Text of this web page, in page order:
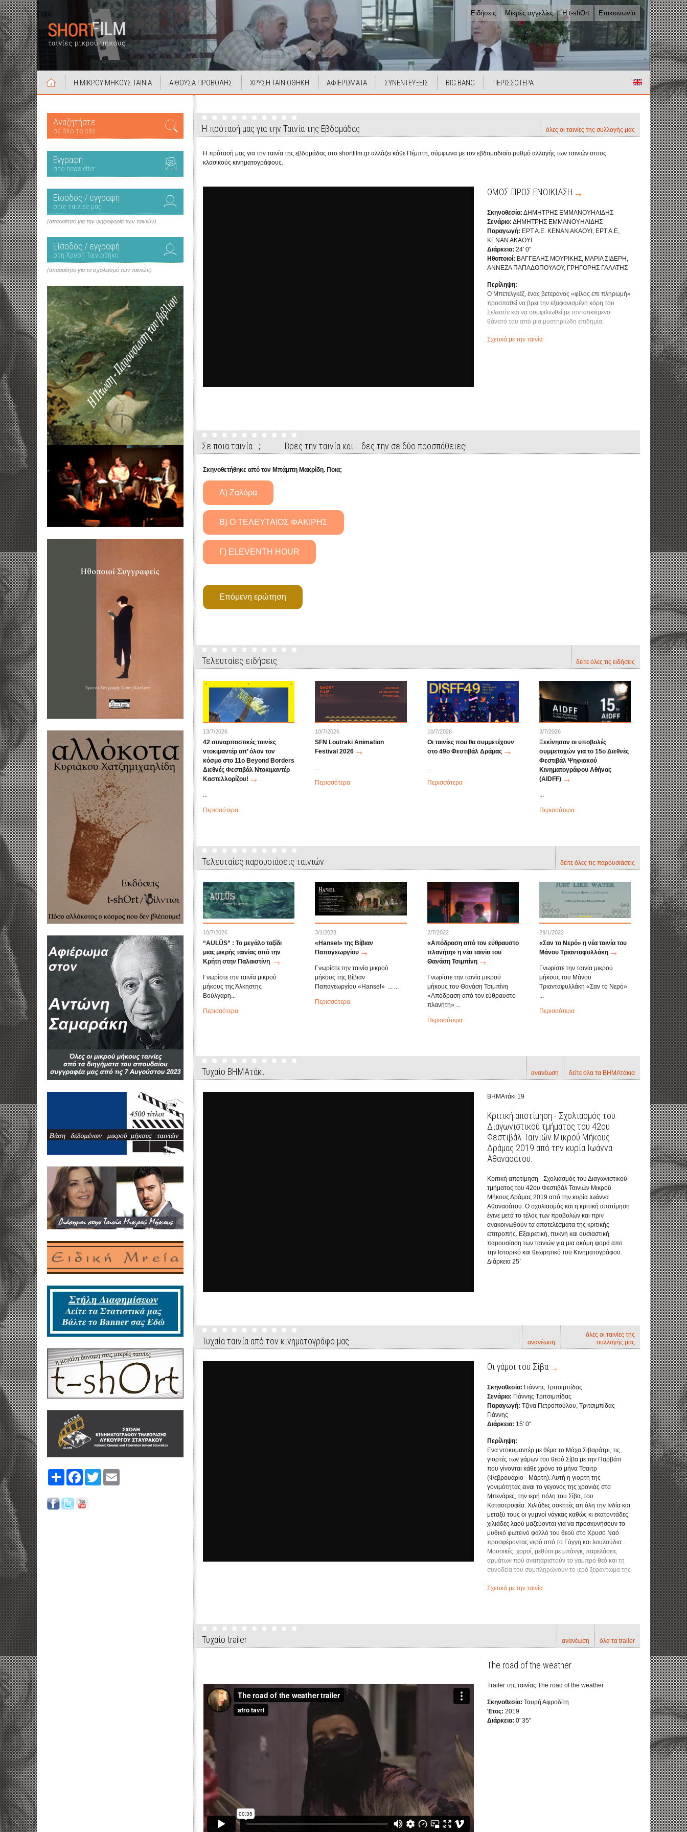
Ειδήσεις Μικρές αγγελίες Η t-shOrt Επικοινωνία
Η ΜΙΚΡΟΥ ΜΗΚΟΥΣ ΤΑΙΝΙΑ ΑΙΘΟΥΣΑ ΠΡΟΒΟΛΗΣ ΧΡΥΣΗ ΤΑΙΝΙΟΘΗΚΗ ΑΦΙΕΡΩΜΑΤΑ ΣΥΝΕΝΤΕΥΞΕΙΣ BIG BANG ΠΕΡΙΣΣΟΤΕΡΑ
Αναζητήστε
σε όλο το site
Εγγραφή
στο newsletter
Είσοδος / εγγραφή
στις ταινίες μας
(απαραίτητο για την ψηφοφορία των ταινιών)
Είσοδος / εγγραφή
στη Χρυσή Ταινιοθήκη
(απαραίτητο για το σχολιασμό των ταινιών)
Share FacebookTwitter
όλες οι ταινίες της συλλογής μας
Η πρότασή μας για την Ταινία της Εβδομάδας
Η πρότασή μας για την ταινία της εβδομάδας στο shortfilm.gr αλλάζει κάθε Πέμπτη, σύμφωνα με τον εβδομαδιαίο ρυθμό αλλαγής των ταινιών στους
κλασικούς κινηματογράφους.
ΩΜΟΣ ΠΡΟΣ ΕΝΟΙΚΙΑΣΗ
Σκηνοθεσία: ΔΗΜΗΤΡΗΣ ΕΜΜΑΝΟΥΗΛΙΔΗΣ
Σενάριο: ΔΗΜΗΤΡΗΣ ΕΜΜΑΝΟΥΗΛΙΔΗΣ
Παραγωγή: ΕΡΤ Α.Ε. ΚΕΝΑΝ ΑΚΑΟΥΙ, ΕΡΤ Α.Ε,
ΚΕΝΑΝ ΑΚΑΟΥΙ
Διάρκεια: 24' 0''
Ηθοποιοί: ΒΑΓΓΕΛΗΣ ΜΟΥΡΙΚΗΣ, ΜΑΡΙΑ ΣΙΔΕΡΗ,
ΑΝΝΕΖΑ ΠΑΠΑΔΟΠΟΥΛΟΥ, ΓΡΗΓΟΡΗΣ ΓΑΛΑΤΗΣ
Περίληψη:
Ο Μπετελγκέζ, ένας βετεράνος «φίλος επι πληρωμή»
προσπαθεί να βρει την εξαφανισμένη κόρη του
Σελεστίν και να συμφιλιωθεί με τον επικείμενο
θάνατό του από μια μυστηριώδη επιδημία.
Σχετικά με την ταινία
Σε ποια ταινία...; Βρες την ταινία και... δες την σε δύο προσπάθειες!
Σκηνοθετήθηκε από τον Μπάμπη Μακρίδη. Ποια;
δείτε όλες τις ειδήσεις
Τελευταίες ειδήσεις
13/7/2026
42 συναρπαστικές ταινίες
ντοκιμαντέρ απ’ όλον τον
κόσμο στο 11ο Beyond Borders
Διεθνές Φεστιβάλ Ντοκιμαντέρ
Καστελλορίζου!
...
Περισσότερα
10/7/2026
SFN Loutraki Animation
Festival 2026
...
Περισσότερα
10/7/2026
Οι ταινίες που θα συμμετέχουν
στο 49o Φεστιβάλ Δράμας
...
Περισσότερα
3/7/2026
Ξεκίνησαν οι υποβολές
συμμετοχών για το 15ο Διεθνές
Φεστιβάλ Ψηφιακού
Κινηματογράφου Αθήνας
(AIDFF)
...
Περισσότερα
δείτε όλες τις παρουσιάσεις
Τελευταίες παρουσιάσεις ταινιών
10/7/2026
“AULŪS” : Το μεγάλο ταξίδι
μιας μικρής ταινίας από την
Κρήτη στην Παλαιστίνη
Γνωρίστε την ταινία μικρού
μήκους της Άλκηστης
Βούλγαρη...
Περισσότερα
3/1/2023
«Hansel» της Βίβιαν
Παπαγεωργίου
Γνωρίστε την ταινία μικρού
μήκους της Βίβιαν
Παπαγεωργίου «Hansel» ... ...
Περισσότερα
2/7/2022
«Απόδραση από τον εύθραυστο
πλανήτη» η νέα ταινία του
Θανάση Τσιμπίνη
Γνωρίστε την ταινία μικρού
μήκους του Θανάση Τσιμπίνη
«Απόδραση από τον εύθραυστο
πλανήτη» ...
Περισσότερα
29/1/2022
«Σαν το Νερό» η νέα ταινία του
Μάνου Τριανταφυλλάκη
Γνωρίστε την ταινία μικρού
μήκους του Μάνου
Τριανταφυλλάκη «Σαν το Νερό»
...
Περισσότερα
ανανέωση δείτε όλα τα ΒΗΜΑτάκια
Τυχαίο ΒΗΜΑτάκι
ΒΗΜΑτάκι 19
Κριτική αποτίμηση - Σχολιασμός του
Διαγωνιστικού τμήματος του 42ου
Φεστιβάλ Ταινιών Μικρού Μήκους
Δράμας 2019 από την κυρία Ιωάννα
Αθανασάτου.
Κριτική αποτίμηση - Σχολιασμός του Διαγωνιστικού
τμήματος του 42ου Φεστιβάλ Ταινιών Μικρού
Μήκους Δράμας 2019 από την κυρία Ιωάννα
Αθανασάτου. Ο σχολιασμός και η κριτική αποτίμηση
έγινε μετά το τέλος των προβολών και πριν
ανακοινωθούν τα αποτελέσματα της κριτικής
επιτροπής. Εξαιρετική, πυκνή και ουσιαστική
παρουσίαση των ταινιών για μια ακόμη φορά απο
την Ιστορικό και θεωρητικό του Κινηματογράφου.
Διάρκεια 25΄
ανανέωση
όλες οι ταινίες της
συλλογής μας
Τυχαία ταινία από τον κινηματογράφο μας
Οι γάμοι του Σίβα
Σκηνοθεσία: Γιάννης Τριτσιμπίδας
Σενάριο: Γιάννης Τριτσιμπίδας
Παραγωγή: Τζίνα Πετροπούλου, Τριτσιμπίδας
Γιάννης
Διάρκεια: 15' 0''
Περίληψη:
Ενα ντοκυμαντέρ με θέμα το Μάχα Σιβαράτρι, τις
γιορτές των γάμων του θεού Σίβα με την Παρβάτι
που γίνονται κάθε χρόνο το μήνα Τσαιτρ
(Φεβρουάριο –Μάρτη). Αυτή η γιορτή της
γονιμότητας ειναι το γεγονός της χρονιάς στο
Μπενάρες, την ιερή πόλη του Σίβα, του
Καταστροφέα. Χιλιάδες ασκητές απ όλη την Ινδία και
μεταξύ τους οι γυμνοί νάγκας καθώς κι εκατοντάδες
χιλιάδες λαού μαζεύονται για να προσκυνήσουν το
μυθικό φωτεινό φαλλό του θεού στο Χρυσό Ναό
προσφέροντας νερό από το Γάγγη και λουλούδια..
Μουσικές, χοροί, μεθύσι με μπάνγκ, παρελάσεις
αρμάτων πού αναπαριστούν το γαμπρό θεό και τη
συνοδεία του συμπληρώνουν το ιερό ξεφάντωμα της
Σχετικά με την ταινία
ανανέωση όλα τα trailer
Τυχαίo trailer
The road of the weather
Trailer της ταινίας The road of the weather
Σκηνοθεσία: Ταυρή Αφροδίτη
Έτος: 2019
Διάρκεια: 0' 35''